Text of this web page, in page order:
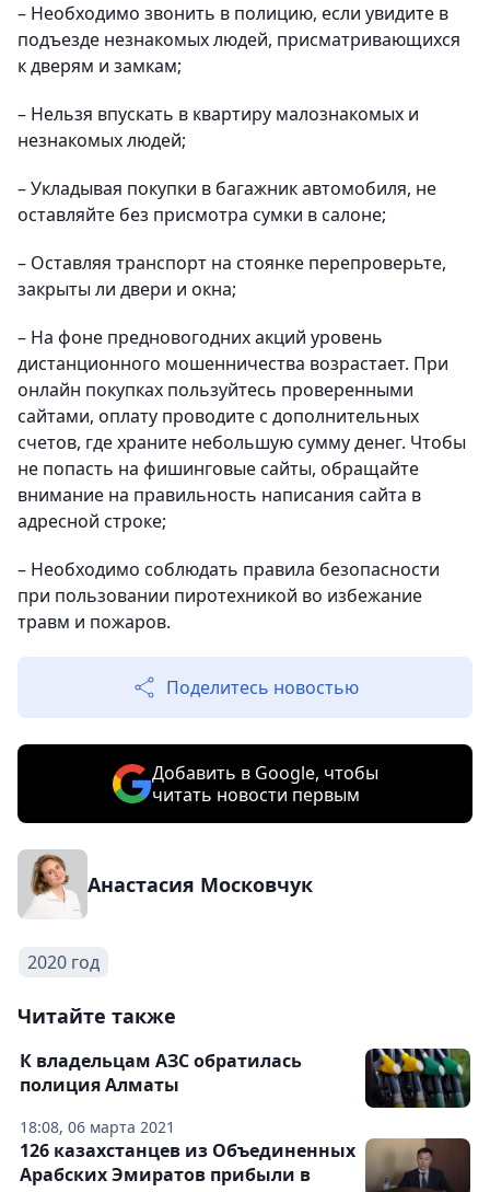
– Необходимо звонить в полицию, если увидите в
подъезде незнакомых людей, присматривающихся
к дверям и замкам;
– Нельзя впускать в квартиру малознакомых и
незнакомых людей;
– Укладывая покупки в багажник автомобиля, не
оставляйте без присмотра сумки в салоне;
– Оставляя транспорт на стоянке перепроверьте,
закрыты ли двери и окна;
– На фоне предновогодних акций уровень
дистанционного мошенничества возрастает. При
онлайн покупках пользуйтесь проверенными
сайтами, оплату проводите с дополнительных
счетов, где храните небольшую сумму денег. Чтобы
не попасть на фишинговые сайты, обращайте
внимание на правильность написания сайта в
адресной строке;
– Необходимо соблюдать правила безопасности
при пользовании пиротехникой во избежание
травм и пожаров.
Поделитесь новостью
Добавить в Google, чтобы
читать новости первым
Анастасия Московчук
2020 год
Читайте также
18:08, 06 марта 2021
К владельцам АЗС обратилась
полиция Алматы
126 казахстанцев из Объединенных
Арабских Эмиратов прибыли в